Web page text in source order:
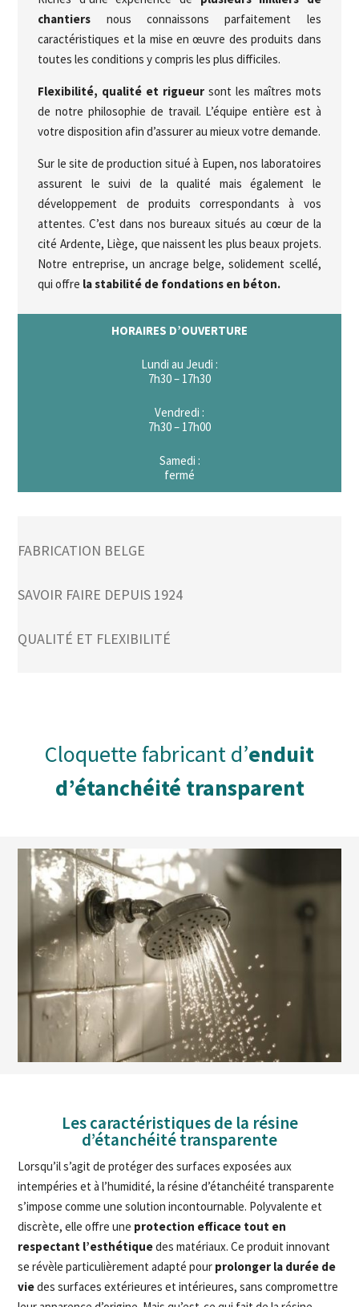
chantiers nous connaissons parfaitement les
caractéristiques et la mise en œuvre des produits dans
toutes les conditions y compris les plus difficiles.
Flexibilité, qualité et rigueur sont les maîtres mots
de notre philosophie de travail. L’équipe entière est à
votre disposition afin d’assurer au mieux votre demande.
Sur le site de production situé à Eupen, nos laboratoires
assurent le suivi de la qualité mais également le
développement de produits correspondants à vos
attentes. C’est dans nos bureaux situés au cœur de la
cité Ardente, Liège, que naissent les plus beaux projets.
Notre entreprise, un ancrage belge, solidement scellé,
qui offre la stabilité de fondations en béton.
HORAIRES D’OUVERTURE
Lundi au Jeudi :
7h30 – 17h30
Vendredi :
7h30 – 17h00
Samedi :
fermé
FABRICATION BELGE
SAVOIR FAIRE DEPUIS 1924
QUALITÉ ET FLEXIBILITÉ
Cloquette fabricant d’enduit
d’étanchéité transparent
Les caractéristiques de la résine
d’étanchéité transparente
Lorsqu’il s’agit de protéger des surfaces exposées aux
intempéries et à l’humidité, la résine d’étanchéité transparente
s’impose comme une solution incontournable. Polyvalente et
discrète, elle offre une protection efficace tout en
respectant l’esthétiquedes matériaux. Ce produit innovant
se révèle particulièrement adapté pour prolonger la durée de
viedes surfaces extérieures et intérieures, sans compromettre